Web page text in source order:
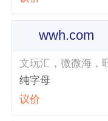
wwh.com
纯字母
议价